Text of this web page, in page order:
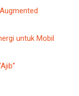
untuk Mobil